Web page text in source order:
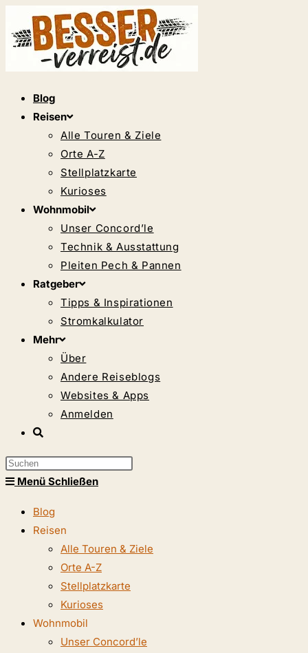
Inhalt
springen
Blog
Reisen
Alle Touren & Ziele
Orte A-Z
Stellplatzkarte
Kurioses
Wohnmobil
Unser Concord’le
Technik & Ausstattung
Pleiten Pech & Pannen
Ratgeber
Tipps & Inspirationen
Stromkalkulator
Mehr
Über
Andere Reiseblogs
Websites & Apps
Anmelden
Website-
umschalten
Press
search
Menü Schließen
Blog
Reisen
Alle Touren & Ziele
Orte A-Z
Stellplatzkarte
Kurioses
Wohnmobil
Unser Concord’le